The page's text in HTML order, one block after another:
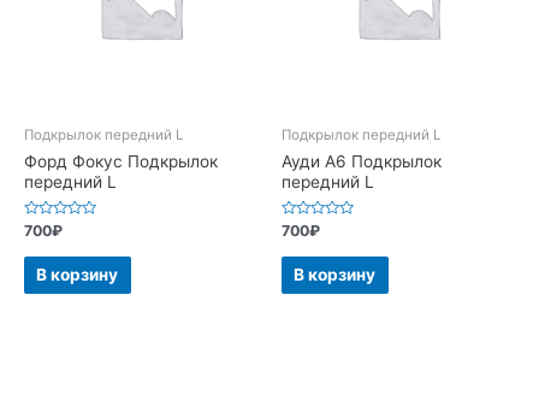
Подкрылок передний L
Форд Фокус Подкрылок
передний L
Оценка
из
700₽
В корзину
Подкрылок передний L
Ауди А6 Подкрылок
передний L
Оценка
из
700₽
В корзину